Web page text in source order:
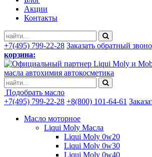
Акции
Контакты
+7(495) 799-22-28 Заказать обратный
корзина:
масла автохимия автокосметика
Подобрать масло
+7(495) 799-22-28 +8(800) 101-64-61
Масло моторное
Liqui Moly Масла
Liqui Moly 0w20
Liqui Moly 0w30
Liqui Moly 0w40